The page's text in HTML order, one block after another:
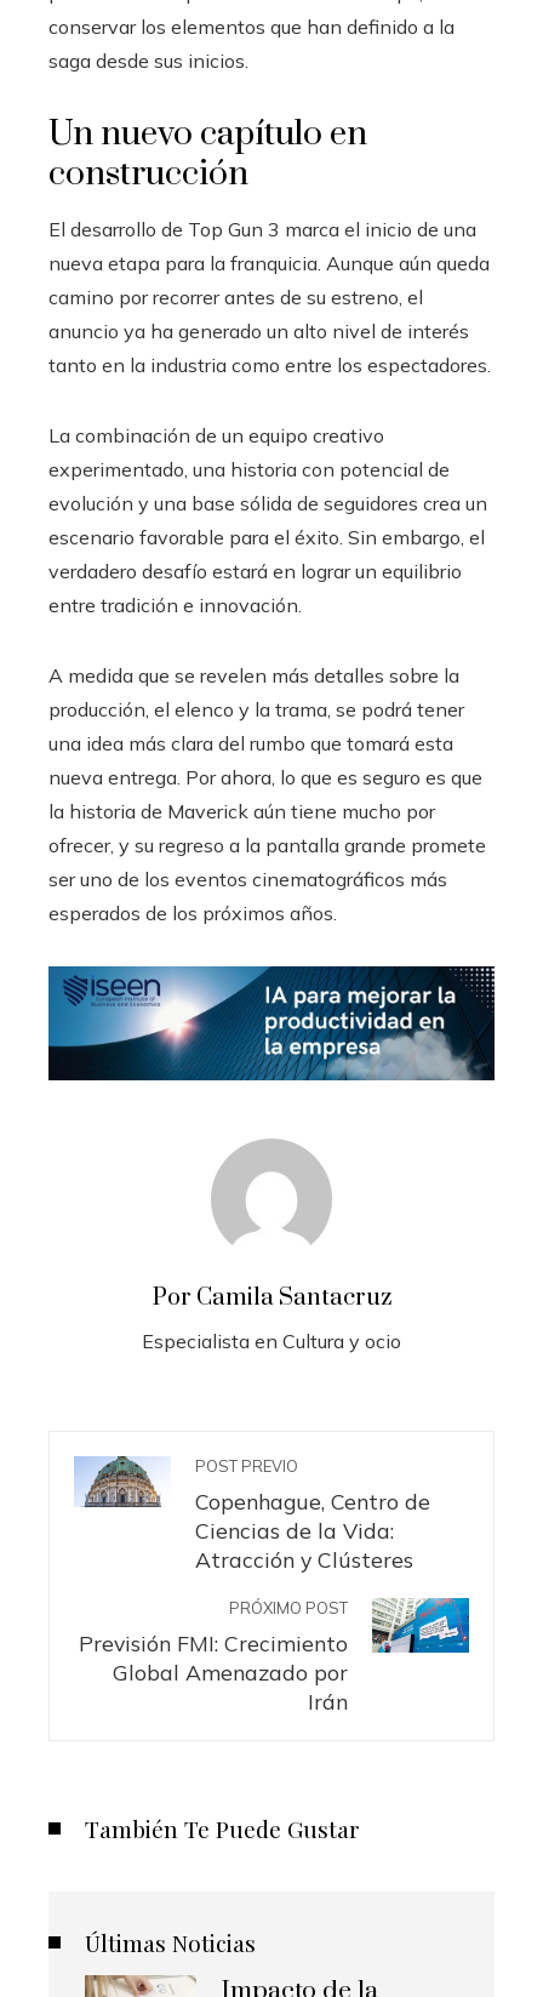
conservar los elementos que han definido a la
saga desde sus inicios.
Un nuevo capítulo en
construcción
El desarrollo de Top Gun 3 marca el inicio de una
nueva etapa para la franquicia. Aunque aún queda
camino por recorrer antes de su estreno, el
anuncio ya ha generado un alto nivel de interés
tanto en la industria como entre los espectadores.
La combinación de un equipo creativo
experimentado, una historia con potencial de
evolución y una base sólida de seguidores crea un
escenario favorable para el éxito. Sin embargo, el
verdadero desafío estará en lograr un equilibrio
entre tradición e innovación.
A medida que se revelen más detalles sobre la
producción, el elenco y la trama, se podrá tener
una idea más clara del rumbo que tomará esta
nueva entrega. Por ahora, lo que es seguro es que
la historia de Maverick aún tiene mucho por
ofrecer, y su regreso a la pantalla grande promete
ser uno de los eventos cinematográficos más
esperados de los próximos años.
Por Camila Santacruz
Especialista en Cultura y ocio
POST PREVIO
Copenhague, Centro de
Ciencias de la Vida:
Atracción y Clústeres
PRÓXIMO POST
Previsión FMI: Crecimiento
Global Amenazado por
Irán
También Te Puede Gustar
Últimas Noticias